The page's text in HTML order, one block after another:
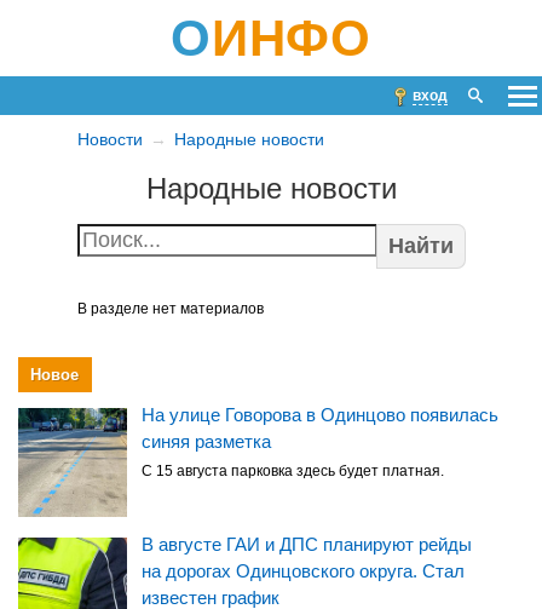
ОИНФО
вход
Новости Народные новости
Народные новости
Найти
В разделе нет материалов
Новое
На улице Говорова в Одинцово появилась
синяя разметка
С 15 августа парковка здесь будет платная.
В августе ГАИ и ДПС планируют рейды
на дорогах Одинцовского округа. Стал
известен график